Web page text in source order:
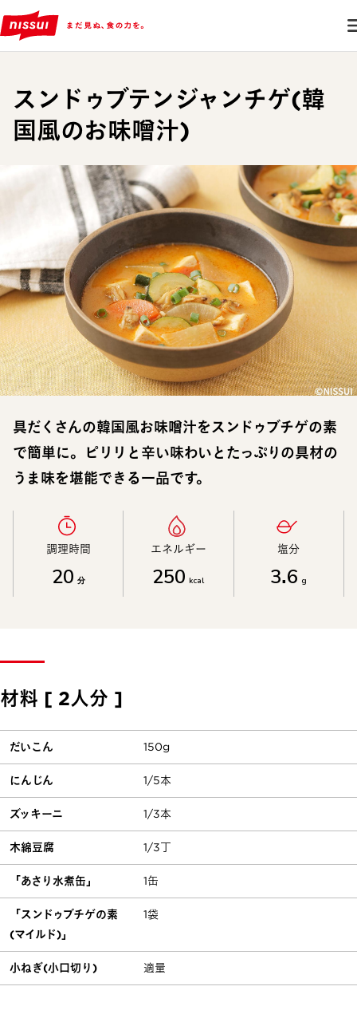
スンドゥブテンジャンチゲ(韓
国風のお味噌汁)
具だくさんの韓国風お味噌汁をスンドゥブチゲの素
で簡単に。ピリリと辛い味わいとたっぷりの具材の
うま味を堪能できる一品です。
調理時間​
20 分
エネルギー​
250 kcal
塩分​
3.6 g
材料 [ 2人分 ]
だいこん 150g
にんじん 1/5本
ズッキーニ 1/3本
木綿豆腐 1/3丁
「あさり水煮缶」 1缶
「スンドゥブチゲの素
(マイルド)」
1袋
小ねぎ(小口切り) 適量